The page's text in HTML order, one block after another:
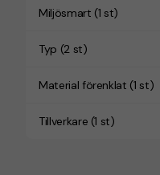
Miljösmart (1 st)
Typ (2st)
Material förenklat (1 st)
Tillverkare (1 st)